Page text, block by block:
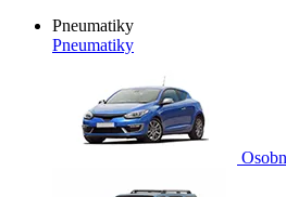
Pneumatiky
Pneumatiky